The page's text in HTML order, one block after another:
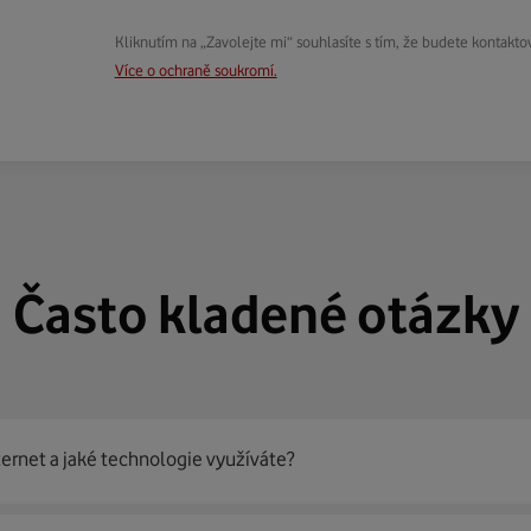
Kliknutím na „Zavolejte mi“ souhlasíte s tím, že budete
Více o ochraně soukromí.
Často kladené otázky
a jaké technologie využíváte?